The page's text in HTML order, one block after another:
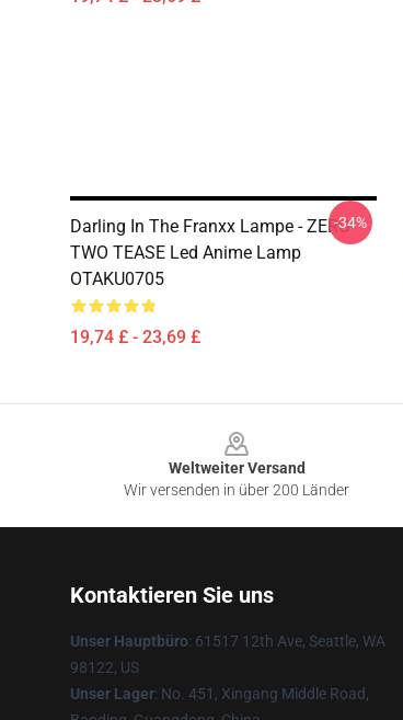
Darling In The Franxx Lampe - ZERO
TWO TEASE Led Anime Lamp
OTAKU0705
19,74 £ - 23,69 £
-34%
Weltweiter Versand
Wir versenden in über 200 Länder
Kontaktieren Sie uns
Unser Hauptbüro: 61517 12th Ave, Seattle, WA
98122, US
Unser Lager: No. 451, Xingang Middle Road,